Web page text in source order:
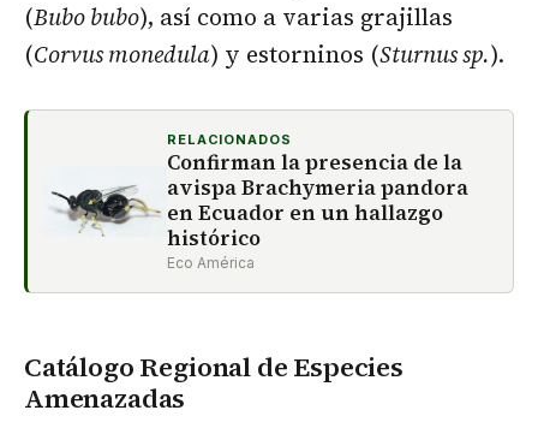
(Bubo bubo), así como a varias grajillas
(Corvus monedula) y estorninos (Sturnus sp.).
RELACIONADOS
Confirman la presencia de la
avispa Brachymeria pandora
en Ecuador en un hallazgo
histórico
Eco América
Catálogo Regional de Especies
Amenazadas